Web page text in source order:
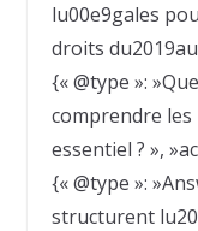
lu00e9gales
droits
{« @type »:
comprendre
essentiel ? »,
{« @type »:
structurent